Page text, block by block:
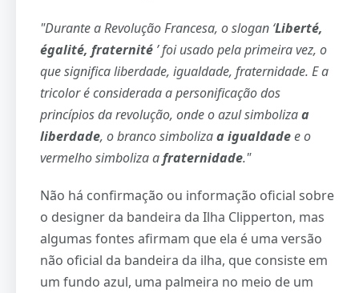
"Durante a Revolução Francesa, o slogan ‘Liberté,
égalité, fraternité ’ foi usado pela primeira vez, o
que significa liberdade, igualdade, fraternidade. E a
tricolor é considerada a personificação dos
princípios da revolução, onde o azul simbolizaa
liberdade, o branco simbolizaa igualdadee o
vermelho simboliza afraternidade."
Não há confirmação ou informação oficial sobre
o designer da bandeira da Ilha Clipperton, mas
algumas fontes afirmam que ela é uma versão
não oficial da bandeira da ilha, que consiste em
um fundo azul, uma palmeira no meio de um